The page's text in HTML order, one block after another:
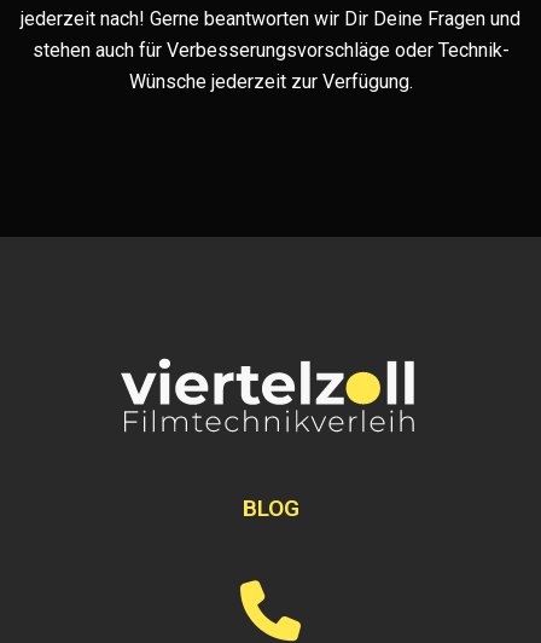
jederzeit nach! Gerne beantworten wir Dir Deine Fragen und
stehen auch für Verbesserungsvorschläge oder Technik-
Wünsche jederzeit zur Verfügung.
BLOG